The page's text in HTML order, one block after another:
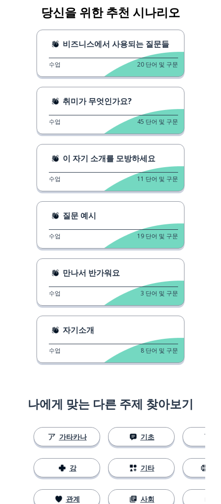
당신을 위한 추천 시나리오
비즈니스에서 사용되는 질문들
수업 20 단어 및 구문
취미가 무엇인가요?
수업 45 단어 및 구문
이 자기 소개를 모방하세요
수업 11 단어 및 구문
질문 예시
수업 19 단어 및 구문
만나서 반가워요
수업 3 단어 및 구문
자기소개
수업 8 단어 및 구문
나에게 맞는 다른 주제 찾아보기
가타카나
강
관계
기초
기타
사회